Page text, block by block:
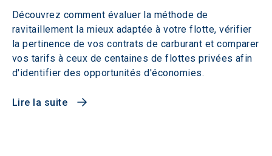
Découvrez comment évaluer la méthode de
ravitaillement la mieux adaptée à votre flotte, vérifier
la pertinence de vos contrats de carburant et comparer
vos tarifs à ceux de centaines de flottes privées afin
d'identifier des opportunités d'économies.
Lire la suite